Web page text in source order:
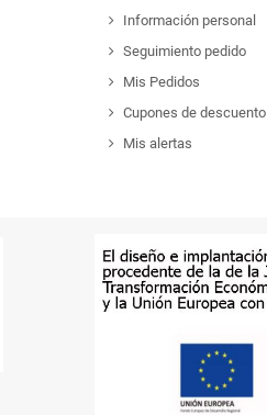
Información personal
Seguimiento pedido
Mis Pedidos
Cupones de descuento
Mis alertas